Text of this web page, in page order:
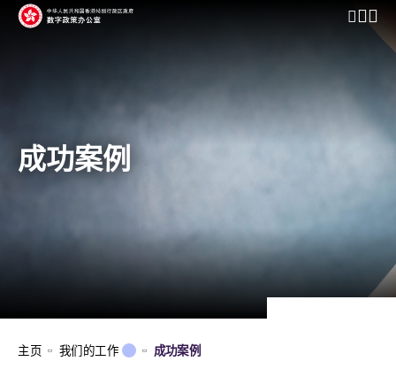
开启行
成功案例
主页 我们的工作 成功案例